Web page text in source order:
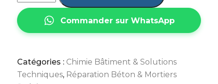
Commander sur WhatsApp
Catégories : Chimie Bâtiment & Solutions
Techniques, Réparation Béton & Mortiers